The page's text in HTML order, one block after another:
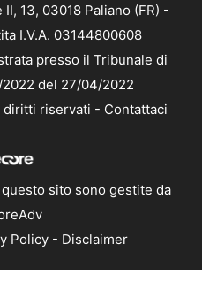
13, 03018 Paliano (FR) -
I.V.A. 03144800608
presso il Tribunale di
del 27/04/2022
riservati - Contattaci
sito sono gestite da
Policy- Disclaimer